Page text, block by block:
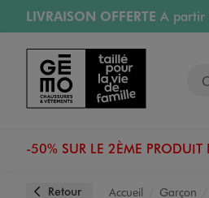
Aller au contenu principal
Aller à la navigation
LIVRAISON OFFERTE A partir
RETRAIT ET LIVRAISON
RÉSERVATION GRATUITE
4h
Retours OFFERTSpendant 30
-50% SUR LE 2ÈME PRODUIT
Retour Accueil Garçon